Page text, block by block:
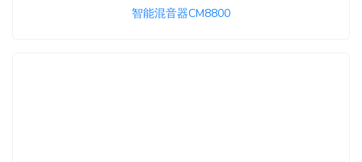
智能混音器CM8800